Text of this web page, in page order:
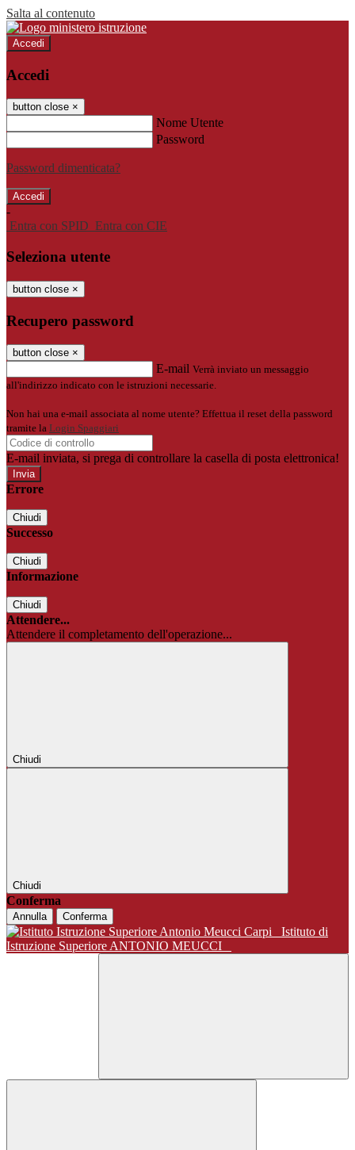
Salta al contenuto
Accedi
Accedi
button close ×
Nome Utente
Password
Password dimenticata?
-
Entra con SPID Entra con CIE
Seleziona utente
button close ×
Recupero password
button close ×
E-mail Verrà inviato un messaggio
all'indirizzo indicato con le istruzioni necessarie.
Non hai una e-mail associata al nome utente? Effettua il reset della password
tramite la Login Spaggiari
E-mail inviata, si prega di controllare la casella di posta elettronica!
Errore
Chiudi
Successo
Chiudi
Informazione
Chiudi
Attendere...
Attendere il completamento dell'operazione...
Chiudi
Chiudi
Conferma
Annulla Conferma
Istituto di
Istruzione Superiore ANTONIO MEUCCI